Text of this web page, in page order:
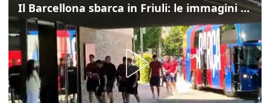
Il Barcellona sbarca in Friuli: le immagini dell'arrivo in albergo